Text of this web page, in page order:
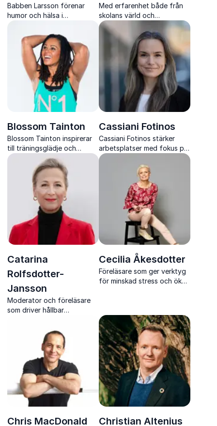
Babben Larsson förenar
humor och hälsa i
skratt, insikter och starkare
arbetsplatser
Med erfarenhet både från
skolans värld och
hälsofrämjande arbete
hjälper Barbro skolor och
organisationer att förstå
sambandet mellan rörelse,
fokus och inlärning
Blossom Tainton
Blossom Tainton inspirerar
till träningsglädje och
hållbar hälsa med energi,
värme och holistiskt
perspektiv
Cassiani Fotinos
Cassiani Fotinos stärker
arbetsplatser med fokus på
work life wellbeing och
hållbar balans
Catarina
Rolfsdotter-
Jansson
Moderator och föreläsare
som driver hållbar
Cecilia Åkesdotter
Föreläsare som ger verktyg
för minskad stress och ökad
Chris MacDonald Christian Altenius